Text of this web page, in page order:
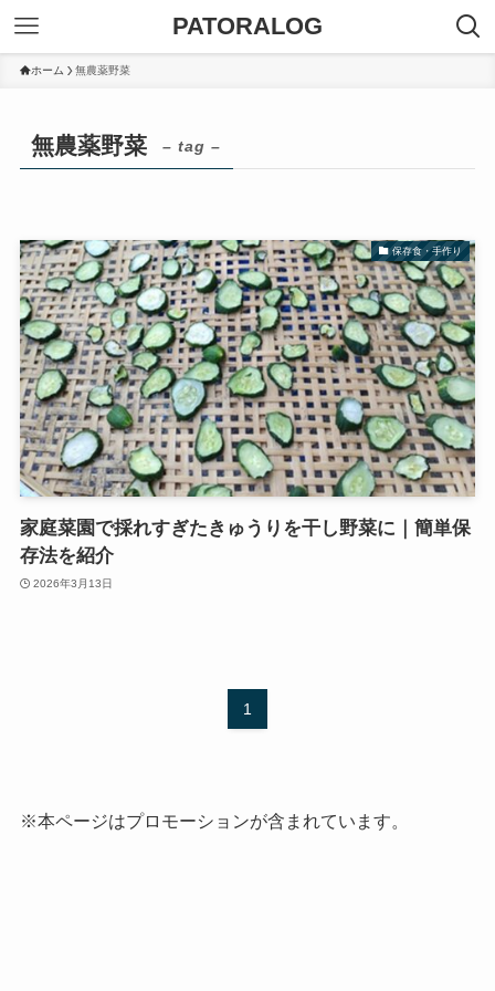
PATORALOG
ホーム 無農薬野菜
無農薬野菜 – tag –
保存食・手作り
家庭菜園で採れすぎたきゅうりを干し野菜に｜簡単保
存法を紹介
2026年3月13日
1
※本ページはプロモーションが含まれています。